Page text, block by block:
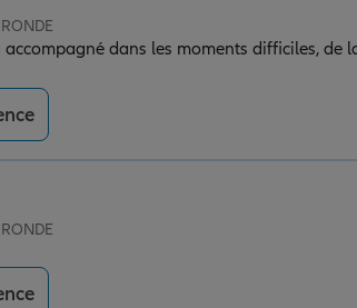
dans les moments difficiles, de